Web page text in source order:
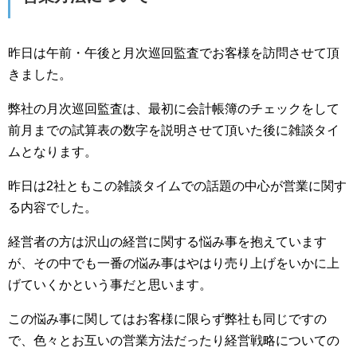
昨日は午前・午後と月次巡回監査でお客様を訪問させて頂
きました。
弊社の月次巡回監査は、最初に会計帳簿のチェックをして
前月までの試算表の数字を説明させて頂いた後に雑談タイ
ムとなります。
昨日は2社ともこの雑談タイムでの話題の中心が営業に関す
る内容でした。
経営者の方は沢山の経営に関する悩み事を抱えています
が、その中でも一番の悩み事はやはり売り上げをいかに上
げていくかという事だと思います。
この悩み事に関してはお客様に限らず弊社も同じですの
で、色々とお互いの営業方法だったり経営戦略についての